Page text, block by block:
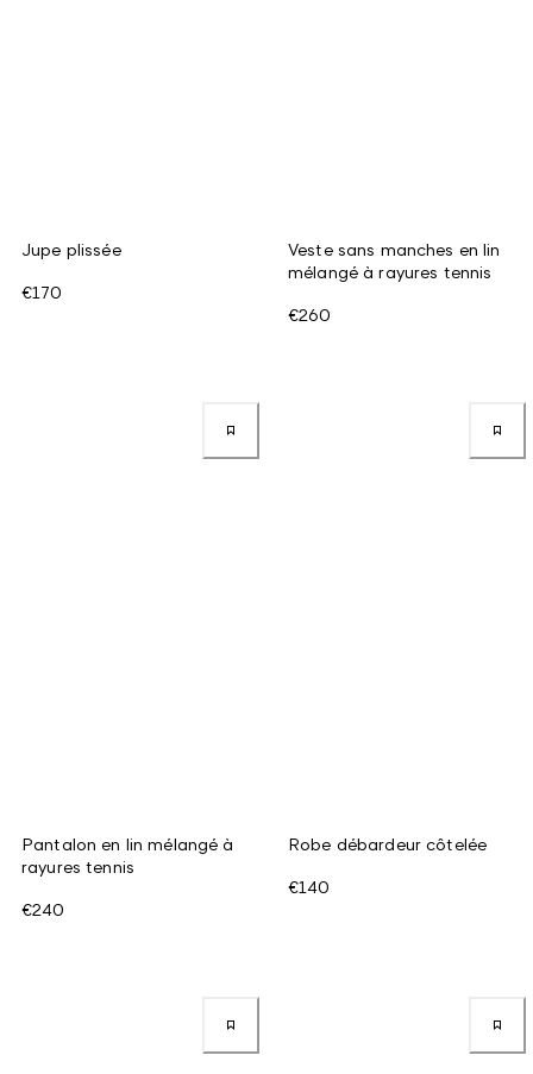
Jupe plissée
€170
Veste sans manches en lin
mélangé à rayures tennis
€260
Pantalon en lin mélangé à
rayures tennis
€240
Robe débardeur côtelée
€140